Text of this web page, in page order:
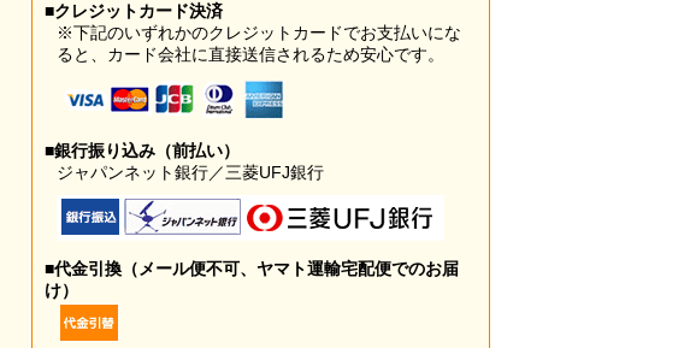
■クレジットカード決済
※下記のいずれかのクレジットカードでお支払いにな
ると、カード会社に直接送信されるため安心です。
■銀行振り込み（前払い）
ジャパンネット銀行／三菱UFJ銀行
■代金引換（メール便不可、ヤマト運輸宅配便でのお届
け）